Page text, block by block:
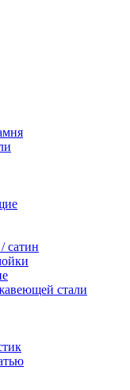
сатин
стали